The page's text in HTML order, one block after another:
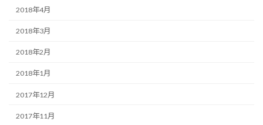
2018年4月
2018年3月
2018年2月
2018年1月
2017年12月
2017年11月